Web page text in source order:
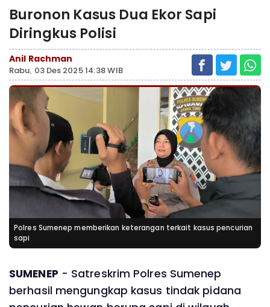
Buronon Kasus Dua Ekor Sapi
Diringkus Polisi
Anil Rachman
Rabu, 03 Des 2025 14:38 WIB
Polres Sumenep memberikan keterangan terkait kasus pencurian
sapi
SUMENEP - Satreskrim Polres Sumenep
berhasil mengungkap kasus tindak pidana